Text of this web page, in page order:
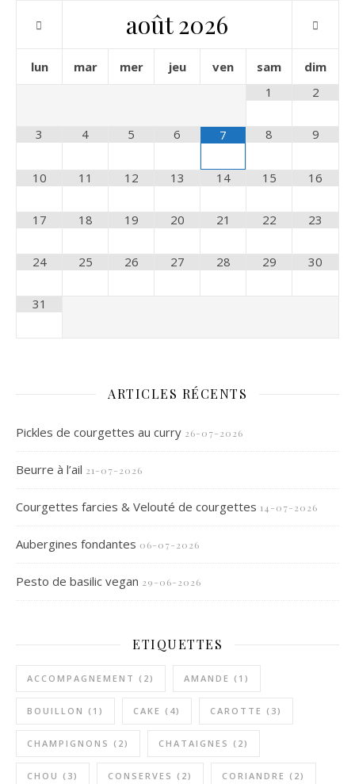
août 2026
lun mar mer jeu ven sam
dim
1
2
3 4 5 6 7 8 9
10 11 12 13 14 15 16
17 18 19 20 21 22 23
24 25 26 27 28 29 30
31
ARTICLES RÉCENTS
Pickles de courgettes au curry 26-07-2026
Beurre à l’ail 21-07-2026
Courgettes farcies & Velouté de courgettes 14-07-2026
Aubergines fondantes 06-07-2026
Pesto de basilic vegan 29-06-2026
ETIQUETTES
ACCOMPAGNEMENT (2) AMANDE (1)
BOUILLON (1) CAKE (4) CAROTTE (3)
CHAMPIGNONS (2) CHATAIGNES (2)
CHOU (3) CONSERVES (2) CORIANDRE (2)